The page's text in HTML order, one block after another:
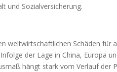
und Sozialversicherung.
weltwirtschaftlichen Schäden für
der Lage in China, Europa
hängt stark vom Verlauf der